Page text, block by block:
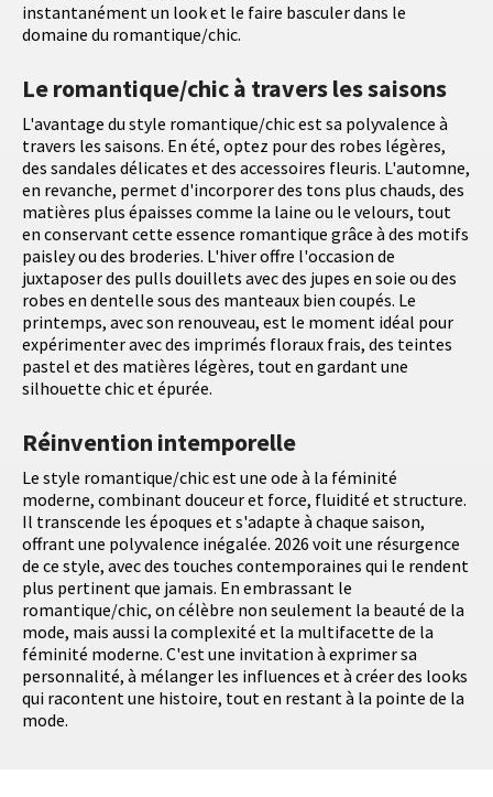
instantanément un look et le faire basculer dans le
domaine du romantique/chic.
Le romantique/chic à travers les saisons
L'avantage du style romantique/chic est sa polyvalence à
travers les saisons. En été, optez pour des robes légères,
des sandales délicates et des accessoires fleuris. L'automne,
en revanche, permet d'incorporer des tons plus chauds, des
matières plus épaisses comme la laine ou le velours, tout
en conservant cette essence romantique grâce à des motifs
paisley ou des broderies. L'hiver offre l'occasion de
juxtaposer des pulls douillets avec des jupes en soie ou des
robes en dentelle sous des manteaux bien coupés. Le
printemps, avec son renouveau, est le moment idéal pour
expérimenter avec des imprimés floraux frais, des teintes
pastel et des matières légères, tout en gardant une
silhouette chic et épurée.
Réinvention intemporelle
Le style romantique/chic est une ode à la féminité
moderne, combinant douceur et force, fluidité et structure.
Il transcende les époques et s'adapte à chaque saison,
offrant une polyvalence inégalée. 2026 voit une résurgence
de ce style, avec des touches contemporaines qui le rendent
plus pertinent que jamais. En embrassant le
romantique/chic, on célèbre non seulement la beauté de la
mode, mais aussi la complexité et la multifacette de la
féminité moderne. C'est une invitation à exprimer sa
personnalité, à mélanger les influences et à créer des looks
qui racontent une histoire, tout en restant à la pointe de la
mode.